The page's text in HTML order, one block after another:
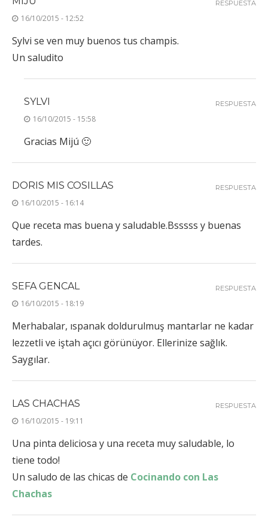
16/10/2015 - 12:52
Sylvi se ven muy buenos tus champis.
Un saludito
RESPUESTA
SYLVI
16/10/2015 - 15:58
Gracias Mijú 🙂
RESPUESTA
DORIS MIS COSILLAS
16/10/2015 - 16:14
Que receta mas buena y saludable.Bsssss y buenas
tardes.
RESPUESTA
SEFA GENCAL
16/10/2015 - 18:19
Merhabalar, ıspanak doldurulmuş mantarlar ne kadar
lezzetli ve iştah açıcı görünüyor. Ellerinize sağlık.
Saygılar.
RESPUESTA
LAS CHACHAS
16/10/2015 - 19:11
Una pinta deliciosa y una receta muy saludable, lo
tiene todo!
Un saludo de las chicas de Cocinando con Las
Chachas
RESPUESTA